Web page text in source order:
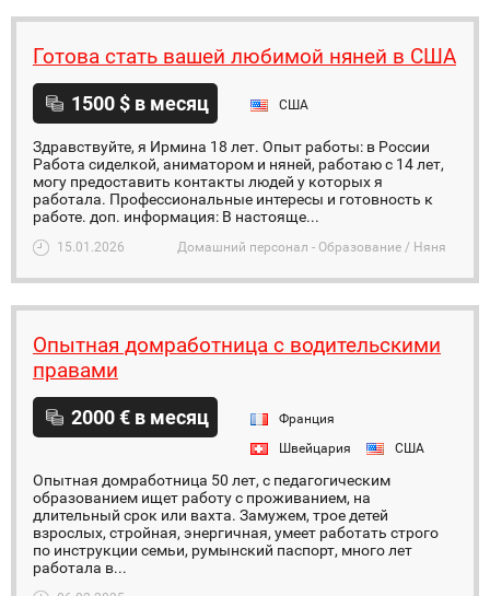
Готова стать вашей любимой няней в США
1500 $ в месяц США
Здравствуйте, я Ирмина 18 лет. Опыт работы: в России
Работа сиделкой, аниматором и няней, работаю с 14 лет,
могу предоставить контакты людей у которых я
работала. Профессиональные интересы и готовность к
работе. доп. информация: В настояще...
15.01.2026 Домашний персонал - Образование / Няня
Опытная домработница с водительскими
правами
2000 € в месяц
Франция
Швейцария
США
Опытная домработница 50 лет, с педагогическим
образованием ищет работу с проживанием, на
длительный срок или вахта. Замужем, трое детей
взрослых, стройная, энергичная, умеет работать строго
по инструкции семьи, румынский паспорт, много лет
работала в...